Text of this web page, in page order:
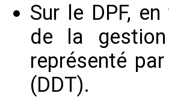
Sur le DPF,
de la
représenté
(DDT).